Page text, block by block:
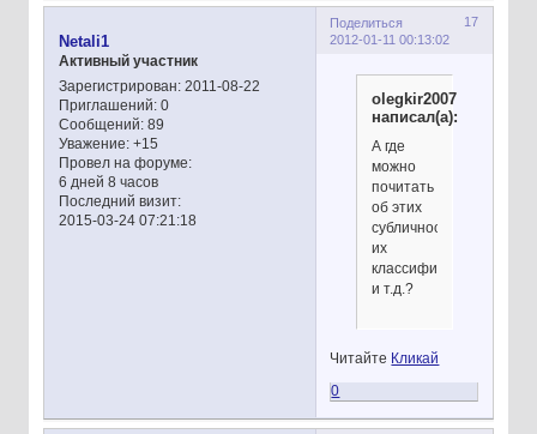
Поделиться
17
2012-01-11 00:13:02
Netali1
Активный участник
Зарегистрирован: 2011-08-22
Приглашений:0
Сообщений:89
Уважение: +15
Провел на форуме:
6 дней 8 часов
Последний визит:
2015-03-24 07:21:18
olegkir2007
написал(а):
А где
можно
почитать
об этих
субличностях,
их
классификации
и т.д.?
Читайте Кликай
0